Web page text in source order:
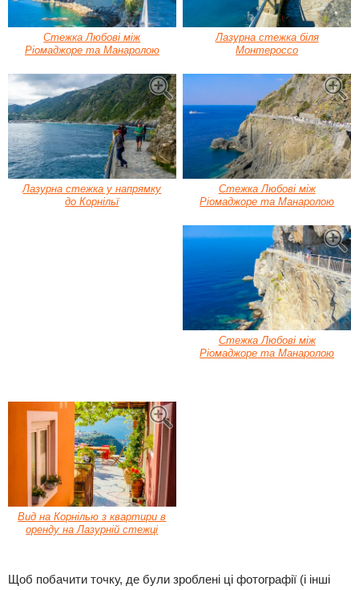
Стежка Любові між
Ріомаджоре та Манаролою
Лазурна стежка біля
Монтероссо
Лазурна стежка у напрямку
до Корнільї
Стежка Любові між
Ріомаджоре та Манаролою
Стежка Любові між
Ріомаджоре та Манаролою
Вид на Корнілью з квартири в
оренду на Лазурній стежці
Щоб побачити точку, де були зроблені ці фотографії (і інші